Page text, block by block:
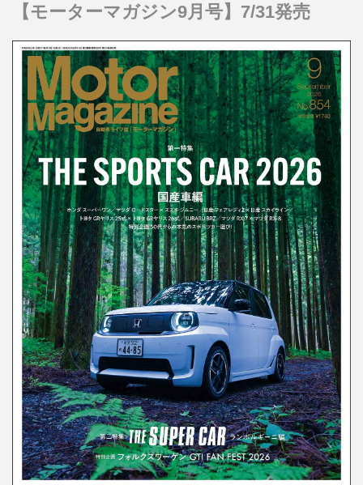
【モーターマガジン9月号】7/31発売